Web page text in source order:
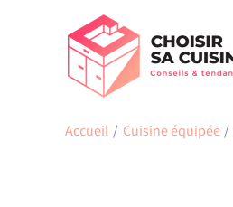
Accueil Cuisine équipée